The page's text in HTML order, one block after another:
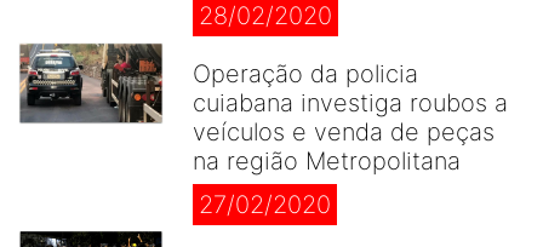
28/02/2020
Operação da policia
cuiabana investiga roubos a
veículos e venda de peças
na região Metropolitana
27/02/2020